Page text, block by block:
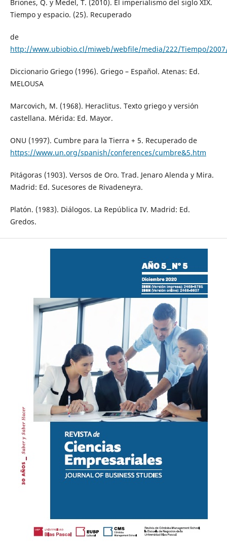
Briones, Q. y Medel, T. (2010). El imperialismo del siglo XIX.
Tiempo y espacio. (25). Recuperado
de
http://www.ubiobio.cl/miweb/webfile/media/222/Tiempo/2007/
Diccionario Griego (1996). Griego – Español. Atenas: Ed.
MELOUSA
Marcovich, M. (1968). Heraclitus. Texto griego y versión
castellana. Mérida: Ed. Mayor.
ONU (1997). Cumbre para la Tierra + 5. Recuperado de
https://www.un.org/spanish/conferences/cumbre&5.htm
Pitágoras (1903). Versos de Oro. Trad. Jenaro Alenda y Mira.
Madrid: Ed. Sucesores de Rivadeneyra.
Platón. (1983). Diálogos. La República IV. Madrid: Ed.
Gredos.